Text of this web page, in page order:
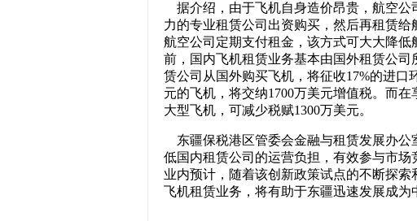
据介绍，由于飞机自身造价昂贵，航空公
力的专业租赁公司出资购买，然后再租赁给
航空公司定期支付租金，该方式可大大降
前，国内飞机租赁业务基本由国外租赁公
赁公司从国外购买飞机，将征收17%的进口
元的飞机，将交纳1700万美元增值税。而
大型飞机，可减少税赋1300万美元。
东疆保税港区管委会金融与租赁发展办公
低国内租赁公司的运营负担，有效参与市场
业内预计，随着该创新政策试点的不断探
飞机租赁业务，将有助于东疆迅速发展成为